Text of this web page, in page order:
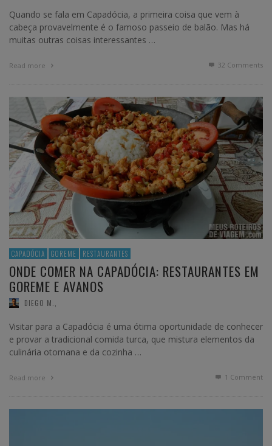
Quando se fala em Capadócia, a primeira coisa que vem à
cabeça provavelmente é o famoso passeio de balão. Mas há
muitas outras coisas interessantes …
Read more 32 Comments
CAPADÓCIA GOREME RESTAURANTES
ONDE COMER NA CAPADÓCIA: RESTAURANTES EM
GOREME E AVANOS
DIEGO M.
Visitar para a Capadócia é uma ótima oportunidade de conhecer
e provar a tradicional comida turca, que mistura elementos da
culinária otomana e da cozinha …
Read more 1 Comment